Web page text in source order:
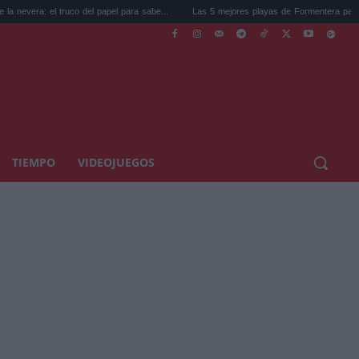
del papel para sabe... Las 5 mejores playas de Formentera para ir este ve...
TIEMPO VIDEOJUEGOS